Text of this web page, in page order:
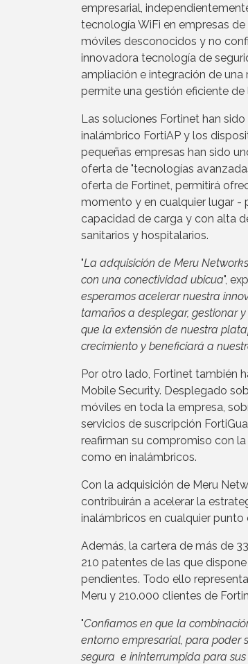
empresarial,
tecnología WiFi en empresas
móviles desconocidos y no
innovadora tecnología de
ampliación e integración de
permite una gestión eficiente
Las soluciones Fortinet han
inalámbrico FortiAP y los
pequeñas empresas han sido
oferta de "tecnologías
oferta de Fortinet, permitirá
momento y en cualquier lugar -
capacidad de carga y con alta
sanitarios y hospitalarios.
"La adquisición de Meru
con una conectividad ubicua",
esperamos acelerar nuestra
tamaños a desplegar, gestionar
que la extensión de nuestra
crecimiento y beneficiará a
Por otro lado, Fortinet también
Mobile Security. Desplegado
móviles en toda la empresa,
servicios de suscripción
reafirman su compromiso con
como en inalámbricos.
Con la adquisición de Meru
contribuirán a acelerar la
inalámbricos en cualquier punto
Además, la cartera de más de
210 patentes de las que
pendientes. Todo ello
Meru y 210.000 clientes de
"Confiamos en que la
entorno empresarial, para poder
segura e ininterrumpida para sus